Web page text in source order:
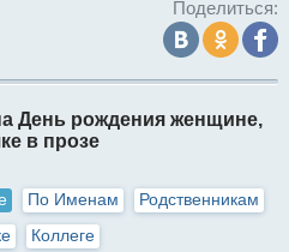
Поделиться:
День рождения женщине,
в прозе
По Именам
Родственникам
Коллеге